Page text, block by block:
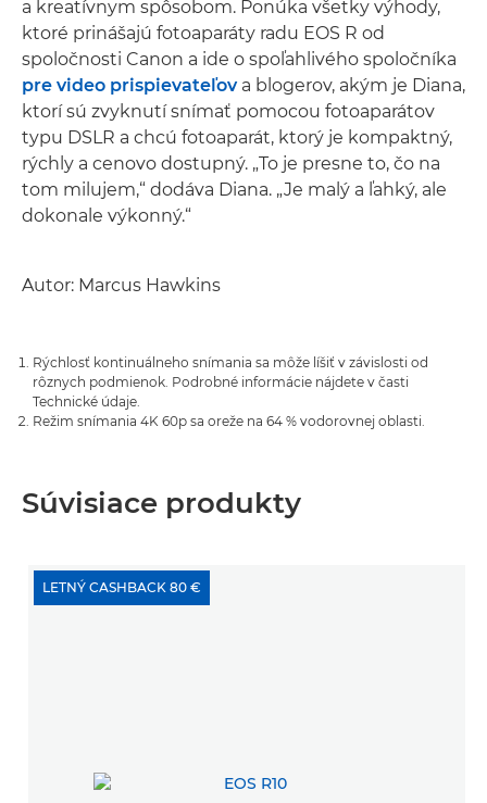
a kreatívnym spôsobom. Ponúka všetky výhody,
ktoré prinášajú fotoaparáty radu EOS R od
spoločnosti Canon a ide o spoľahlivého spoločníka
pre video prispievateľova blogerov, akým je Diana,
ktorí sú zvyknutí snímať pomocou fotoaparátov
typu DSLR a chcú fotoaparát, ktorý je kompaktný,
rýchly a cenovo dostupný. „To je presne to, čo na
tom milujem,“ dodáva Diana. „Je malý a ľahký, ale
dokonale výkonný.“
Autor: Marcus Hawkins
Rýchlosť kontinuálneho snímania sa môže líšiť v závislosti od
rôznych podmienok. Podrobné informácie nájdete v časti
Technické údaje.
Režim snímania 4K 60p sa oreže na 64 % vodorovnej oblasti.
Súvisiace produkty
LETNÝ CASHBACK 80 €